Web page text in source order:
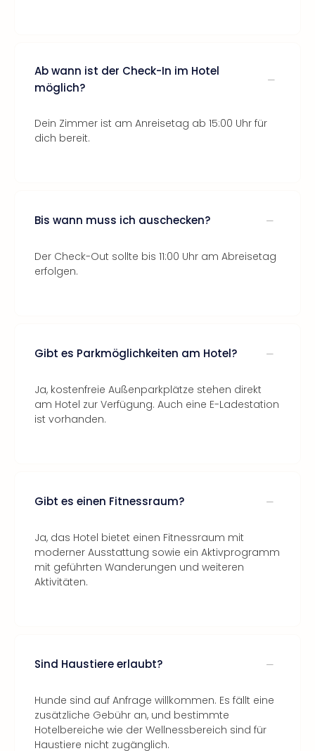
Ab wann ist der Check-In im Hotel
möglich?
Dein Zimmer ist am Anreisetag ab 15:00 Uhr für
dich bereit.
Bis wann muss ich auschecken?
Der Check-Out sollte bis 11:00 Uhr am Abreisetag
erfolgen.
Gibt es Parkmöglichkeiten am Hotel?
Ja, kostenfreie Außenparkplätze stehen direkt
am Hotel zur Verfügung. Auch eine E-Ladestation
ist vorhanden.
Gibt es einen Fitnessraum?
Ja, das Hotel bietet einen Fitnessraum mit
moderner Ausstattung sowie ein Aktivprogramm
mit geführten Wanderungen und weiteren
Aktivitäten.
Sind Haustiere erlaubt?
Hunde sind auf Anfrage willkommen. Es fällt eine
zusätzliche Gebühr an, und bestimmte
Hotelbereiche wie der Wellnessbereich sind für
Haustiere nicht zugänglich.